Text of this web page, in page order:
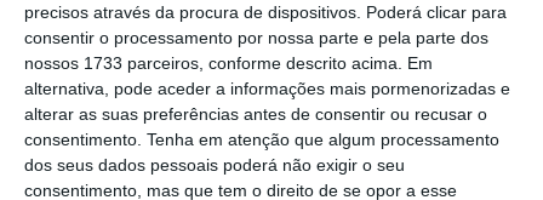
precisos através da procura de dispositivos. Poderá clicar para
consentir o processamento por nossa parte e pela parte dos
nossos 1733 parceiros, conforme descrito acima. Em
alternativa, pode aceder a informações mais pormenorizadas e
alterar as suas preferências antes de consentir ou recusar o
consentimento. Tenha em atenção que algum processamento
dos seus dados pessoais poderá não exigir o seu
consentimento, mas que tem o direito de se opor a esse
A alienação de 32 bitcoins pela Strategy, a
empresa de Michael Saylor, que é conhecida
por ser uma “arca do tesouro” desta
criptomoeda, adicionou pressão ao mercado.
Apesar do negócio, que gerou 2,5 mil milhões
de dólares, ser apenas uma posição residual